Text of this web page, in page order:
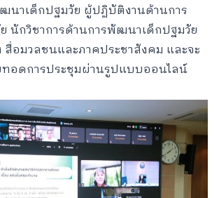
นาเด็กปฐมวัย ผู้ปฏิบัติงานด้านการ
นักวิชาการด้านการพัฒนาเด็กปฐมวัย
อมวลชนและภาคประชาสังคม และจะ
อดการประชุมผ่านรูปแบบออนไลน์